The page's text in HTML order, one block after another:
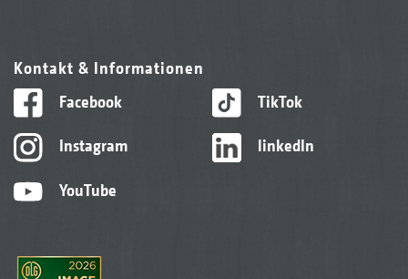
Kontakt & Informationen
Facebook
Instagram
YouTube
TikTok
linkedIn